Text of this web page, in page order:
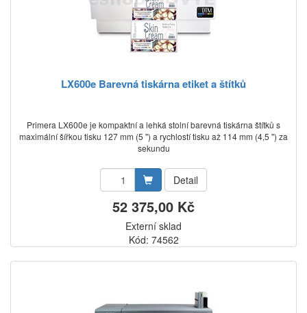
LX600e Barevná tiskárna etiket a štítků
Primera LX600e je kompaktní a lehká stolní barevná tiskárna štítků s
maximální šířkou tisku 127 mm (5 '') a rychlostí tisku až 114 mm (4,5 '') za
sekundu
Detail
52 375,00 Kč
Externí sklad
Kód: 74562